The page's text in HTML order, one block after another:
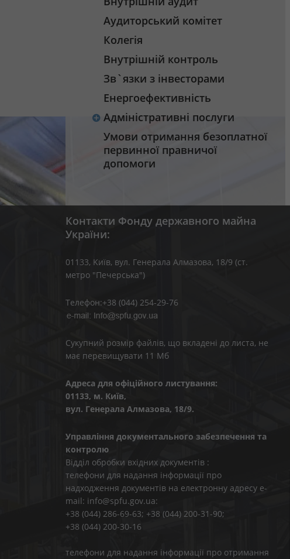
Аудиторський комітет
Колегія
Внутрішній контроль
Зв`язки з інвесторами
Енергоефективність
Адміністративні послуги
Умови отримання безоплатної
первинної правничої
допомоги
Контакти Фонду державного майна
України:
01133, Kиїв, вул. Генерала Алмазова, 18/9 (ст.
метро "Печерська")
Телефон:+38 (044) 254-29-76
Сукупний розмір файлів, що вкладені до листа, не
має перевищувати 11 Мб
Адреса для офіційного листування:
01133, м. Київ,
вул. Генерала Алмазова, 18/9.
Управління документального забезпечення та
контролю
Відділ обробки вхідних документів :
телефони для надання інформації про
надходження документів на електронну адресу e-
mail: info@spfu.gov.ua:
+38 (044) 286-69-63; +38 (044) 200-31-90;
+38 (044) 200-30-16
телефони для надання інформації про отримання